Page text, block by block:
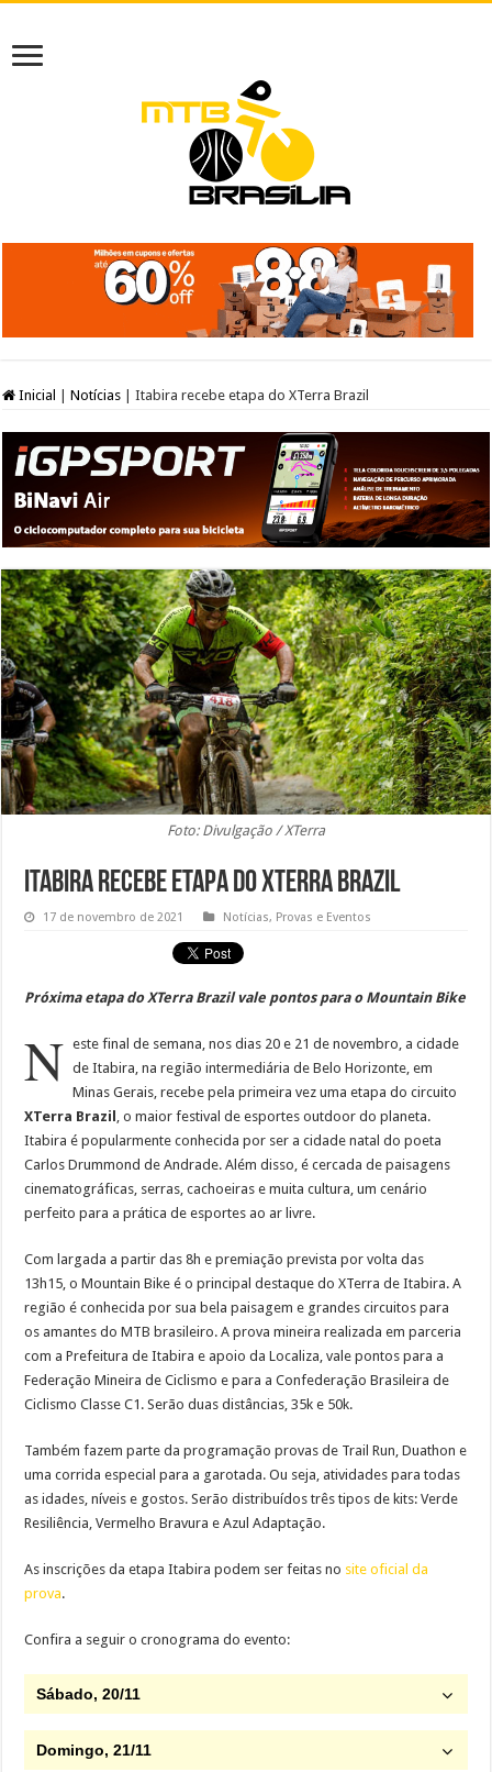
Inicial Notícias Itabira recebe etapa do XTerra Brazil
Foto: Divulgação / XTerra
Itabira recebe etapa do XTerra Brazil
17 de novembro de 2021 Notícias, Provas e Eventos
Próxima etapa do XTerra Brazil vale pontos para o Mountain Bike
N este final de semana, nos dias 20 e 21 de novembro, a cidade
de Itabira, na região intermediária de Belo Horizonte, em
Minas Gerais, recebe pela primeira vez uma etapa do circuito
XTerra Brazil , o maior festival de esportes outdoor do planeta.
Itabira é popularmente conhecida por ser a cidade natal do poeta
Carlos Drummond de Andrade. Além disso, é cercada de paisagens
cinematográficas, serras, cachoeiras e muita cultura, um cenário
perfeito para a prática de esportes ao ar livre.
Com largada a partir das 8h e premiação prevista por volta das
13h15, o Mountain Bike é o principal destaque do XTerra de Itabira. A
região é conhecida por sua bela paisagem e grandes circuitos para
os amantes do MTB brasileiro. A prova mineira realizada em parceria
com a Prefeitura de Itabira e apoio da Localiza, vale pontos para a
Federação Mineira de Ciclismo e para a Confederação Brasileira de
Ciclismo Classe C1. Serão duas distâncias, 35k e 50k.
Também fazem parte da programação provas de Trail Run, Duathon e
uma corrida especial para a garotada. Ou seja, atividades para todas
as idades, níveis e gostos. Serão distribuídos três tipos de kits: Verde
Resiliência, Vermelho Bravura e Azul Adaptação.
As inscrições da etapa Itabira podem ser feitas no site oficial da
prova.
Confira a seguir o cronograma do evento:
Sábado, 20/11
Domingo, 21/11